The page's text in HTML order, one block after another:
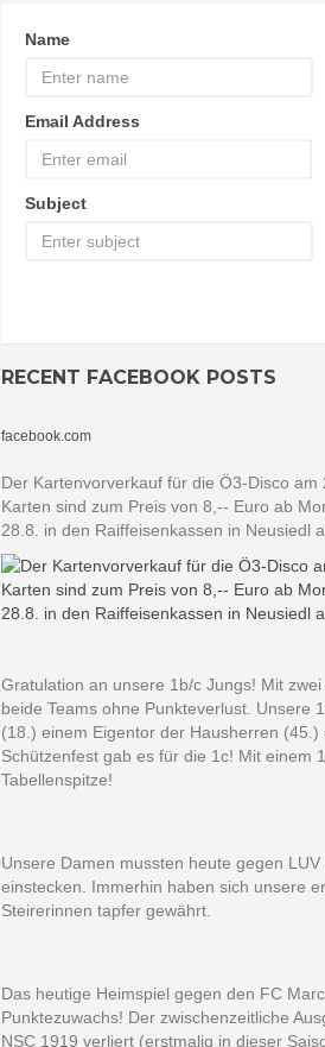
Name
Email Address
Subject
RECENT FACEBOOK POSTS
facebook.com
Der Kartenvorverkauf für die Ö3-Disco
Karten sind zum Preis von 8,-- Euro ab
28.8. in den Raiffeisenkassen in Neusiedl
Gratulation an unsere 1b/c Jungs! Mit
beide Teams ohne Punkteverlust. Unsere
(18.) einem Eigentor der Hausherren
Schützenfest gab es für die 1c! Mit einem
Tabellenspitze!
Unsere Damen mussten heute gegen
einstecken. Immerhin haben sich unsere
Steirerinnen tapfer gewährt.
Das heutige Heimspiel gegen den FC
Punktezuwachs! Der zwischenzeitliche
NSC 1919 verliert (erstmalig in dieser